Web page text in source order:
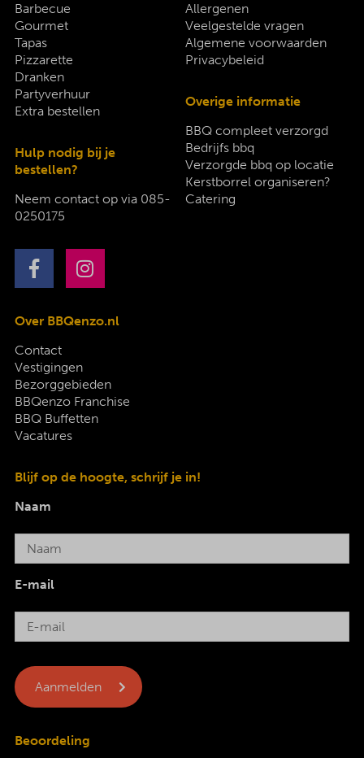
Barbecue
Gourmet
Tapas
Pizzarette
Dranken
Partyverhuur
Extra bestellen
Hulp nodig bij je
bestellen?
Neem contact op via 085-
0250175
Allergenen
Veelgestelde vragen
Algemene voorwaarden
Privacybeleid
Overige informatie
BBQ compleet verzorgd
Bedrijfs bbq
Verzorgde bbq op locatie
Kerstborrel organiseren?
Catering
Over BBQenzo.nl
Contact
Vestigingen
Bezorggebieden
BBQenzo Franchise
BBQ Buffetten
Vacatures
Blijf op de hoogte, schrijf je in!
Naam
E-mail
Beoordeling